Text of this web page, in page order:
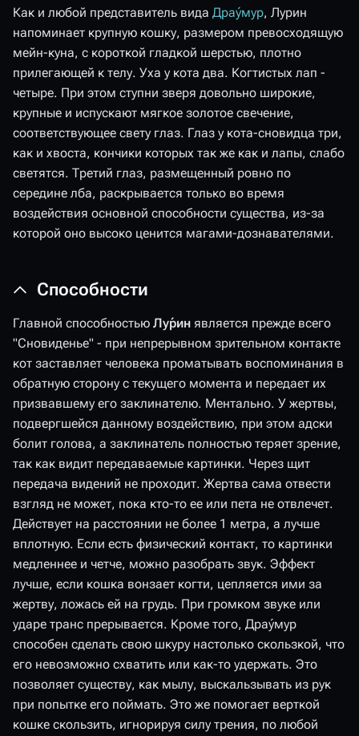
Как и любой представитель вида Дра́умур, Лурин
напоминает крупную кошку, размером превосходящую
мейн-куна, с короткой гладкой шерстью, плотно
прилегающей к телу. Уха у кота два. Когтистых лап -
четыре. При этом ступни зверя довольно широкие,
крупные и испускают мягкое золотое свечение,
соответствующее свету глаз. Глаз у кота-сновидца три,
как и хвоста, кончики которых так же как и лапы, слабо
светятся. Третий глаз, размещенный ровно по
середине лба, раскрывается только во время
воздействия основной способности существа, из-за
которой оно высоко ценится магами-дознавателями.
Способности
Главной способностью Лу́рин является прежде всего
"Сновиденье" - при непрерывном зрительном контакте
кот заставляет человека проматывать воспоминания в
обратную сторону с текущего момента и передает их
призвавшему его заклинателю. Ментально. У жертвы,
подвергшейся данному воздействию, при этом адски
болит голова, а заклинатель полностью теряет зрение,
так как видит передаваемые картинки. Через щит
передача видений не проходит. Жертва сама отвести
взгляд не может, пока кто-то ее или пета не отвлечет.
Действует на расстоянии не более 1 метра, а лучше
вплотную. Если есть физический контакт, то картинки
медленнее и четче, можно разобрать звук. Эффект
лучше, если кошка вонзает когти, цепляется ими за
жертву, ложась ей на грудь. При громком звуке или
ударе транс прерывается. Кроме того, Дра́умур
способен сделать свою шкуру настолько скользкой, что
его невозможно схватить или как-то удержать. Это
позволяет существу, как мылу, выскальзывать из рук
при попытке его поймать. Это же помогает верткой
кошке скользить, игнорируя силу трения, по любой